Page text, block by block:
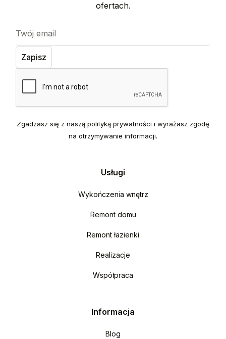
ofertach.
Zgadzasz się z naszą polityką prywatności i wyrażasz zgodę
na otrzymywanie informacji.
Usługi
Wykończenia wnętrz
Remont domu
Remont łazienki
Realizacje
Współpraca
Informacja
Blog